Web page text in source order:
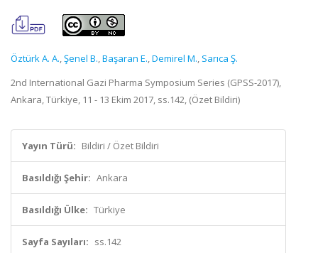
Öztürk A. A.,Şenel B.,Başaran E.,Demirel M., Sarıca Ş.
2nd International Gazi Pharma Symposium Series (GPSS-2017),
Ankara, Türkiye, 11 - 13 Ekim 2017, ss.142, (Özet Bildiri)
Yayın Türü: Bildiri / Özet Bildiri
Basıldığı Şehir: Ankara
Basıldığı Ülke: Türkiye
Sayfa Sayıları: ss.142